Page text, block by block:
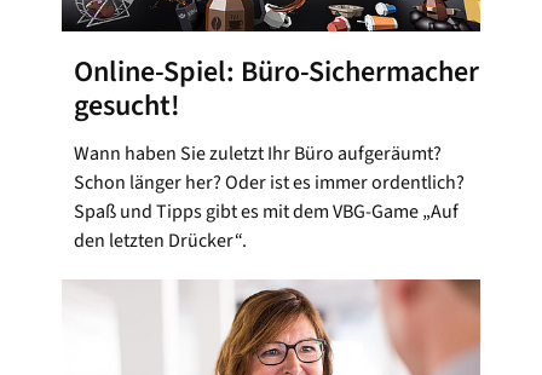
Online-Spiel: Büro-Sichermacher
gesucht!
Wann haben Sie zuletzt Ihr Büro aufgeräumt?
Schon länger her? Oder ist es immer ordentlich?
Spaß und Tipps gibt es mit dem VBG-Game „Auf
den letzten Drücker“.